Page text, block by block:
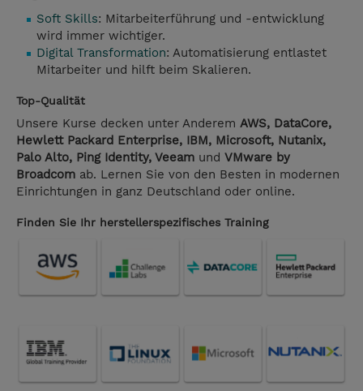
Soft Skills: Mitarbeiterführung und -entwicklung
wird immer wichtiger.
Digital Transformation: Automatisierung entlastet
Mitarbeiter und hilft beim Skalieren.
Top-Qualität
Unsere Kurse decken unter Anderem AWS, DataCore,
Hewlett Packard Enterprise, IBM, Microsoft, Nutanix,
Palo Alto, Ping Identity, Veeam und VMware by
Broadcom ab. Lernen Sie von den Besten in modernen
Einrichtungen in ganz Deutschland oder online.
Finden Sie Ihr herstellerspezifisches Training